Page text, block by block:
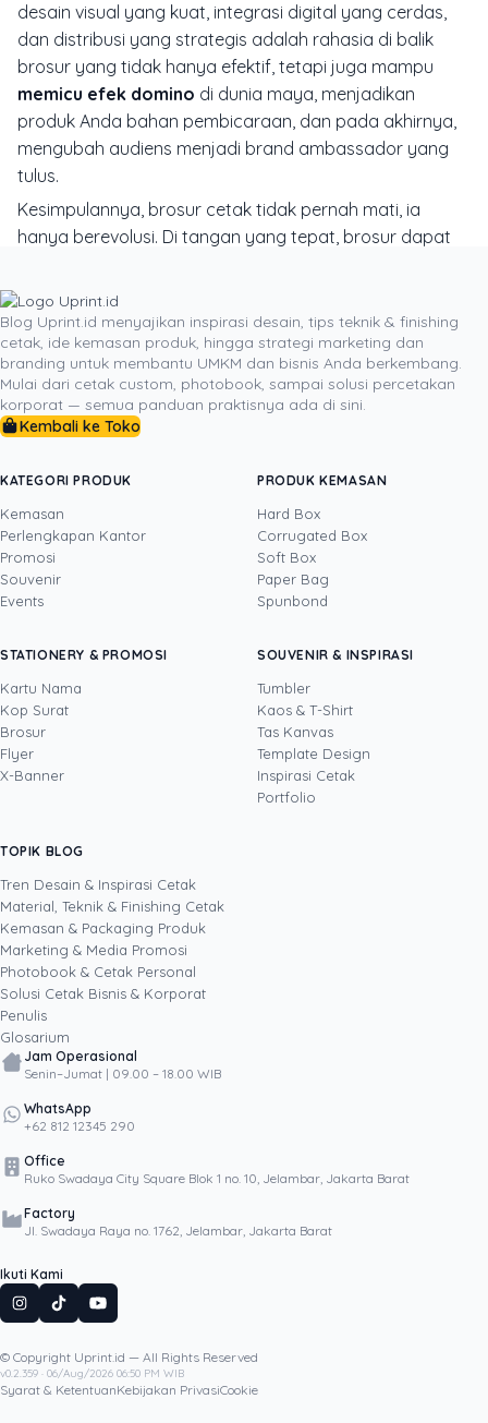
desain visual yang kuat, integrasi digital yang cerdas,
dan distribusi yang strategis adalah rahasia di balik
brosur yang tidak hanya efektif, tetapi juga mampu
memicu efek domino di dunia maya, menjadikan
produk Anda bahan pembicaraan, dan pada akhirnya,
mengubah audiens menjadi brand ambassador yang
tulus.
Kesimpulannya, brosur cetak tidak pernah mati, ia
hanya berevolusi. Di tangan yang tepat, brosur dapat
membangun koneksi, memicu interaksi digital, dan
menciptakanbuzzyang berharga. Brosur yang
dirancang dengan niat, bukan hanya sekadar dicetak,
akan memiliki kekuatan untuk meninggalkan kesan
abadi. Mulailah merancang brosur Anda tidak hanya
sebagai selembar kertas, tetapi sebagai
untuk menjadi bagian dari cerita merek Anda.
DITULIS OLEH
· Cofounder
Uprint.id, pakar dengan pengalaman lebih dari
20 tahun yang menguasai tiga disiplin
sekaligus: produksi percetakan dan kemasan
(offset, digital printing, quality control), digital
marketing, serta pemrograman dan AI. Ia
memahami bisnis cetak langsung dari lantai
produksi sampai baris kode, dari menghitung
sampai kemasan produk, selalu dengan
kacamata data dan dampak bisnis nyata.
Lihat profil →
Popular
Artikel Lainnya
Blog Uprint.id menyajikan inspirasi desain, tips teknik & finishing
cetak, ide kemasan produk, hingga strategi marketing dan
branding untuk membantu UMKM dan bisnis Anda berkembang.
Mulai dari cetak custom, photobook, sampai solusi percetakan
korporat — semua panduan praktisnya ada di sini.
Kembali ke Toko
KATEGORI PRODUK
Kemasan
Perlengkapan Kantor
Promosi
Souvenir
Events
PRODUK KEMASAN
Hard Box
Corrugated Box
Soft Box
Paper Bag
Spunbond
STATIONERY & PROMOSI
Kartu Nama
Kop Surat
Brosur
Flyer
X-Banner
SOUVENIR & INSPIRASI
Tumbler
Kaos & T-Shirt
Tas Kanvas
Template Design
Inspirasi Cetak
Portfolio
TOPIK BLOG
Tren Desain & Inspirasi Cetak
Material, Teknik & Finishing Cetak
Kemasan & Packaging Produk
Marketing & Media Promosi
Photobook & Cetak Personal
Solusi Cetak Bisnis & Korporat
Penulis
Glosarium
Jam Operasional
Senin–Jumat | 09.00 – 18.00 WIB
WhatsApp
+62 812 12345 290
Office
Ruko Swadaya City Square Blok 1 no. 10, Jelambar, Jakarta Barat
Factory
Jl. Swadaya Raya no. 1762, Jelambar, Jakarta Barat
Ikuti Kami
© Copyright Uprint.id — All Rights Reserved
v0.2.359 · 06/Aug/2026 06:50 PM WIB
Syarat & KetentuanKebijakan PrivasiCookie